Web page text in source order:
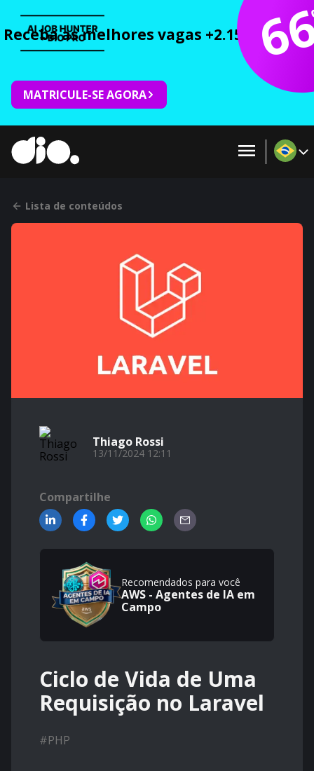
Receba as melhores vagas +2.150 cursos
MATRICULE-SE AGORA
Lista de conteúdos
Thiago Rossi
13/11/2024 12:11
Compartilhe
Recomendados para você
AWS - Agentes de IA em
Campo
Ciclo de Vida de Uma
Requisição no Laravel
#PHP